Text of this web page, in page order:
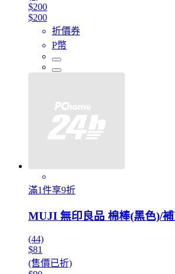
$200
$200
折價券
P幣
滿1件享9折
MUJI 無印良品 棉棒(黑色)/
(44)
$81
(售價已折)